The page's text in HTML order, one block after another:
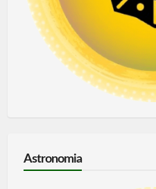
Astronomia